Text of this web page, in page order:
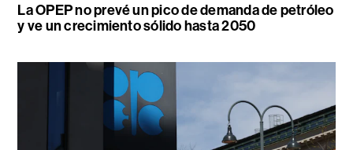
La OPEP no prevé un pico de demanda de petróleo
y ve un crecimiento sólido hasta 2050